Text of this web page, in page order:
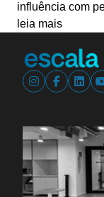
influência com
leia mais